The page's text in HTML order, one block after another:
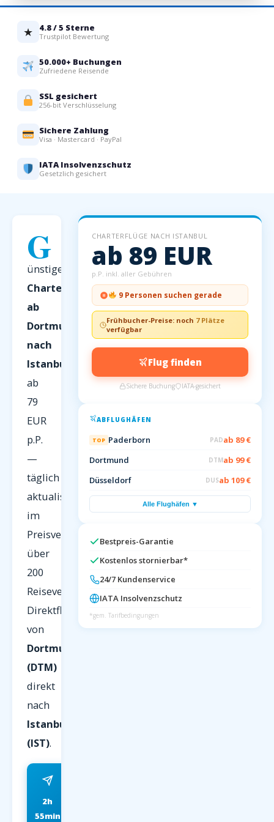
★ 4.8 / 5 Sterne
Trustpilot Bewertung
50.000+ Buchungen
Zufriedene Reisende
SSL gesichert
256-bit Verschlüsselung
Sichere Zahlung
Visa · Mastercard · PayPal
IATA Insolvenzschutz
Gesetzlich gesichert
G
ünstige
Charterflüge
ab
Dortmund
nach
Istanbul
ab
79
EUR
p.P.
—
täglich
aktualisiert
im
Preisvergleich
über
200
Reiseveranstalter.
Direktflug
von
Dortmund
(DTM)
direkt
nach
Istanbul
(IST).
2h
55min
CHARTERFLÜGE NACH ISTANBUL
ab 89 EUR
p.P. inkl. aller Gebühren
9 Personen suchen gerade
Frühbucher-Preise: noch 7 Plätze
verfügbar
Flug finden
Sichere Buchung IATA-gesichert
ABFLUGHÄFEN
TOP Paderborn PADab 89 €
Dortmund
DTMab 99 €
Düsseldorf
DUSab 109 €
Alle Flughäfen ▼
Bestpreis-Garantie
Kostenlos stornierbar*
24/7 Kundenservice
IATA Insolvenzschutz
*gem. Tarifbedingungen